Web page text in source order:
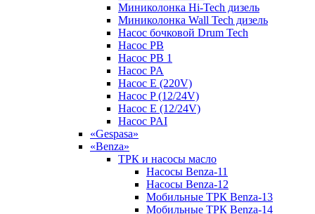
Миниколонка Hi-Tech дизель
Миниколонка Wall Tech дизель
Насос бочковой Drum Tech
Насос PB
Насос PB 1
Насос PA
Насос E (220V)
Насос P (12/24V)
Насос E (12/24V)
Насос PAI
«Gespasa»
«Benza»
ТРК и насосы масло
Насосы Benza-11
Насосы Benza-12
Мобильные ТРК Benza-13
Мобильные ТРК Benza-14